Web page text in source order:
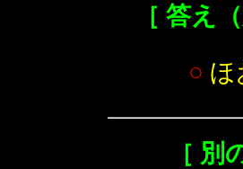
［ 答え
○ ほ
［ 別